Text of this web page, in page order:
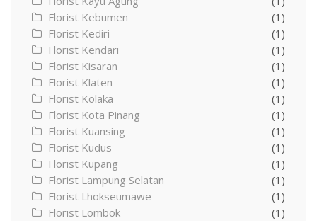
Florist Kebumen
(1)
Florist Kediri
(1)
Florist Kendari
(1)
Florist Kisaran
(1)
Florist Klaten
(1)
Florist Kolaka
(1)
Florist Kota Pinang
(1)
Florist Kuansing
(1)
Florist Kudus
(1)
Florist Kupang
(1)
Florist Lampung Selatan
(1)
Florist Lhokseumawe
(1)
Florist Lombok
(1)